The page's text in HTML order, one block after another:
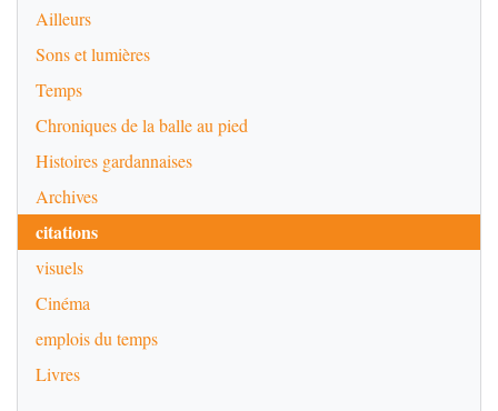
Ailleurs
Sons et lumières
Temps
Chroniques de la balle au pied
Histoires gardannaises
Archives
citations
visuels
Cinéma
emplois du temps
Livres